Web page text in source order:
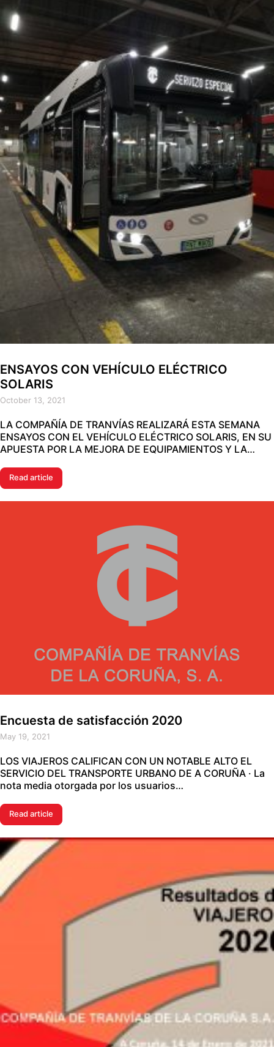
ENSAYOS CON VEHÍCULO ELÉCTRICO
SOLARIS
October 13, 2021
LA COMPAÑÍA DE TRANVÍAS REALIZARÁ ESTA SEMANA
ENSAYOS CON EL VEHÍCULO ELÉCTRICO SOLARIS, EN SU
APUESTA POR LA MEJORA DE EQUIPAMIENTOS Y LA…
Read article
Encuesta de satisfacción 2020
May 19, 2021
LOS VIAJEROS CALIFICAN CON UN NOTABLE ALTO EL
SERVICIO DEL TRANSPORTE URBANO DE A CORUÑA · La
nota media otorgada por los usuarios…
Read article